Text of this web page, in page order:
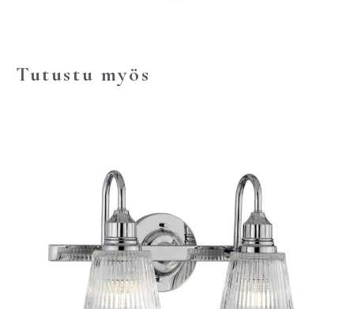
Tutustu myös